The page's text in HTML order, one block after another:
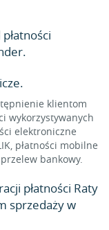
klientom
wykorzystywanych
elektroniczne
płatności mobilne
bankowy.
płatności Raty
sprzedaży w